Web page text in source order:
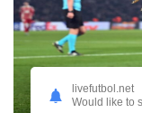
livefutbol.net
Would like to